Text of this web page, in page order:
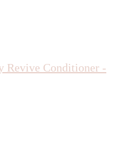
Revive Conditioner -